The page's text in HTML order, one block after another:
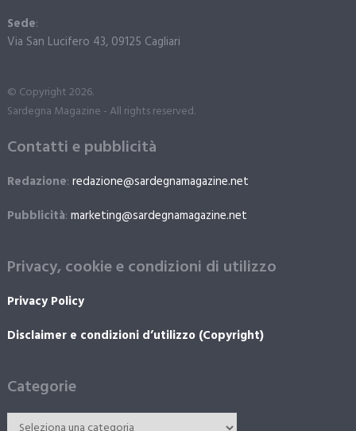
Sede:
Via San Lucifero 43, 09125 Cagliari
© Copyright 2026.
Sardegna Magazine - All rights reserved.
Contatti e pubblicità
Redazione: redazione@sardegnamagazine.net
Pubblicità: marketing@sardegnamagazine.net
Privacy, cookie e condizioni di utilizzo
Privacy Policy
Disclaimer e condizioni d’utilizzo (Copyright)
Categorie